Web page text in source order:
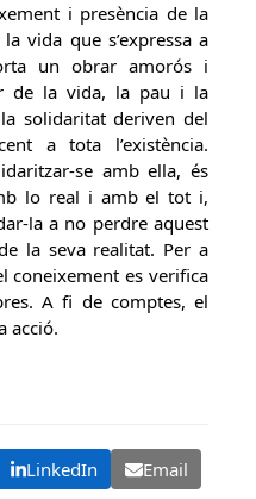
i presència de la
vida que s’expressa a
un obrar amorós i
de la vida, la pau i la
solidaritat deriven del
a tota l’existència.
se amb ella, és
lo real i amb el tot i,
la a no perdre aquest
la seva realitat. Per a
coneixement es verifica
A fi de comptes, el
acció.
LinkedIn Email